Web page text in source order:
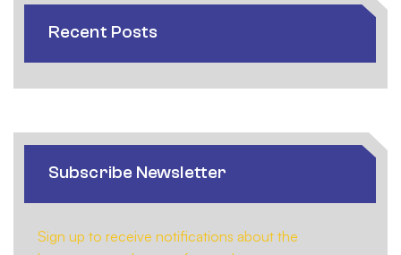
Recent Posts
Subscribe Newsletter
Sign up to receive notifications about the